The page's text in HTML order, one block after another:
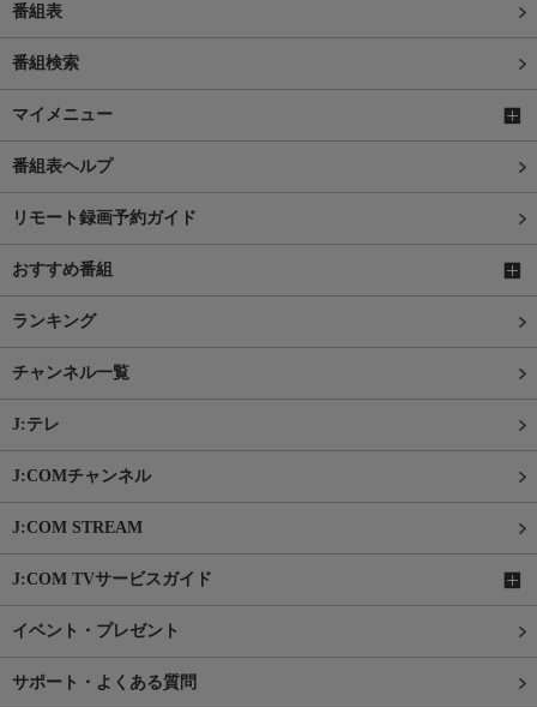
番組表
番組検索
マイメニュー
番組表ヘルプ
リモート録画予約ガイド
おすすめ番組
ランキング
チャンネル一覧
J:テレ
J:COMチャンネル
J:COM STREAM
J:COM TVサービスガイド
イベント・プレゼント
サポート・よくある質問